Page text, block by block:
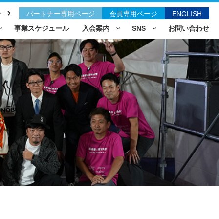
パートナー専用ページ 会員専用ページ
ENGLISH
（JC）とは
議所とは
ス
料
委員会一覧）
会議所から生まれた事業
事業スケジュール 入会案内
・資格・費用
ォーム
るお問い合わせ
SNS お問い合わせ